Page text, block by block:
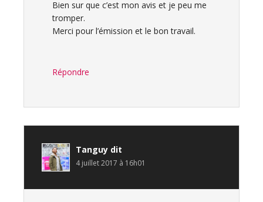
Bien sur que c’est mon avis et je peu me
tromper.
Merci pour l’émission et le bon travail.
Répondre
Tanguy dit
4 juillet 2017 à 16h01